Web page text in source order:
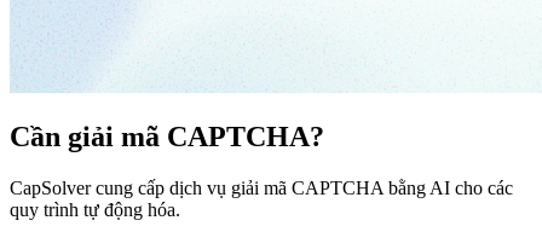
Cần giải mã CAPTCHA?
CapSolver cung cấp dịch vụ giải mã CAPTCHA bằng AI cho các
quy trình tự động hóa.